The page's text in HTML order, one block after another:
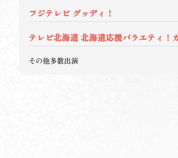
フジテレビ グッディ！
テレビ北海道 北海道応援バラエティ！
その他多数出演